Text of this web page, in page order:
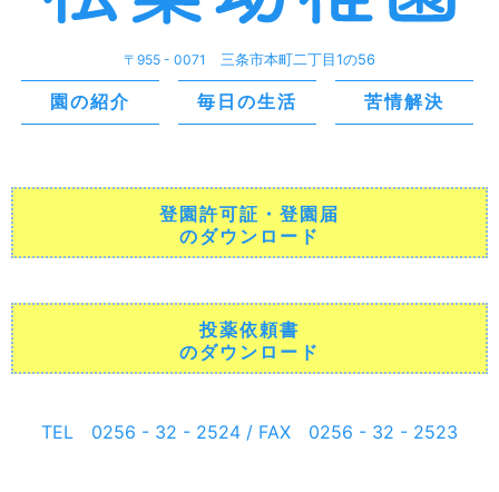
〒955 - 0071 三条市本町二丁目1の56
園の紹介 毎日の生活 苦情解決
登園許可証・登園届
のダウンロード
投薬依頼書
のダウンロード
TEL 0256 - 32 - 2524 / FAX 0256 - 32 - 2523